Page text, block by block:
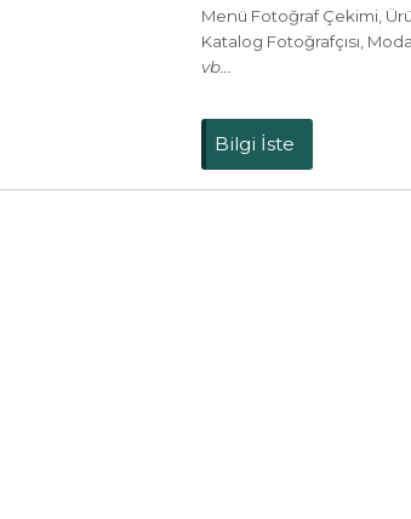
Menü Fotoğraf Çekimi,
Katalog Fotoğrafçısı, Moda
vb...
Bilgi İste